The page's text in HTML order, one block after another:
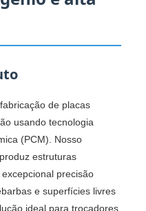
de placas
usando tecnologia
(PCM). Nosso
estruturas
precisão
e superfícies livres
ideal para trocadores